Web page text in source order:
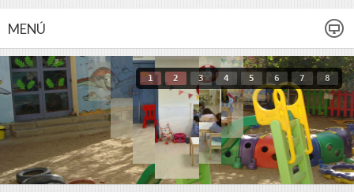
MENÚ
1 2 3 4 5 6 7 8
Aula de Educación Infantil